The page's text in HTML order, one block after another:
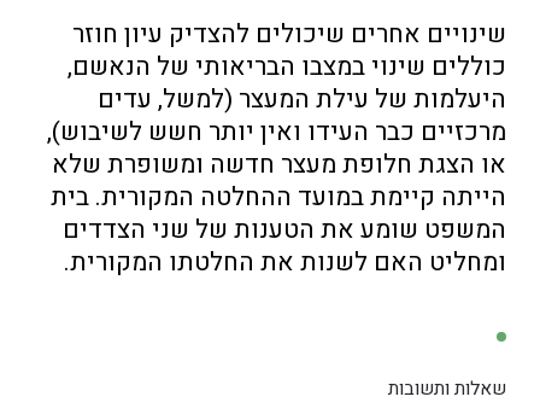
שינויים אחרים שיכולים להצדיק עיון חוזר
כוללים שינוי במצבו הבריאותי של הנאשם,
היעלמות של עילת המעצר (למשל, עדים
מרכזיים כבר העידו ואין יותר חשש לשיבוש),
או הצגת חלופת מעצר חדשה ומשופרת שלא
הייתה קיימת במועד ההחלטה המקורית. בית
המשפט שומע את הטענות של שני הצדדים
ומחליט האם לשנות את החלטתו המקורית.
שאלות ותשובות